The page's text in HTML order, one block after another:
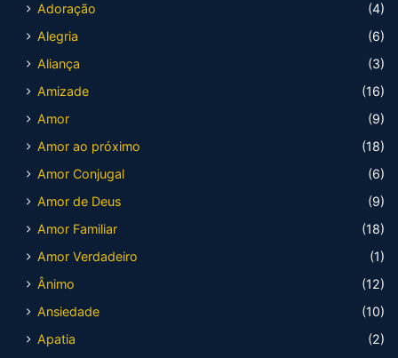
Adoração
(4)
Alegria
(6)
Aliança
(3)
Amizade
(16)
Amor
(9)
Amor ao próximo
(18)
Amor Conjugal
(6)
Amor de Deus
(9)
Amor Familiar
(18)
Amor Verdadeiro
(1)
Ânimo
(12)
Ansiedade
(10)
Apatia
(2)